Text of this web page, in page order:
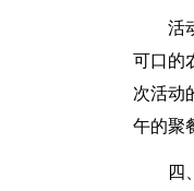
活
可口的
次活动
午的聚
四